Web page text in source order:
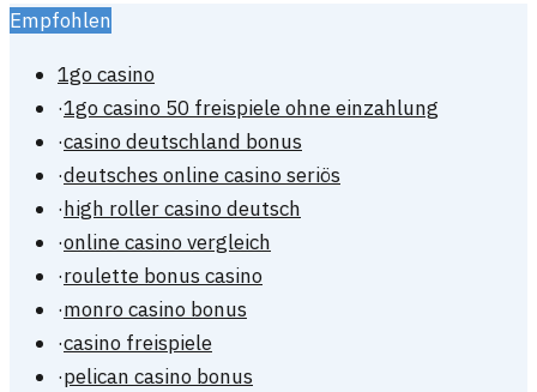
Empfohlen
1go casino
·1go casino 50 freispiele ohne einzahlung
·casino deutschland bonus
·deutsches online casino seriös
·high roller casino deutsch
·online casino vergleich
·roulette bonus casino
·monro casino bonus
·casino freispiele
·pelican casino bonus